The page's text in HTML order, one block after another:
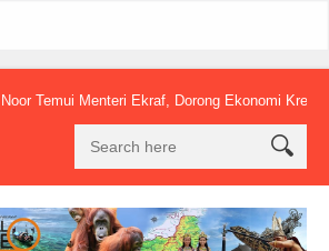
Menteri Ekraf, Dorong Ekonomi Kreatif Lokal